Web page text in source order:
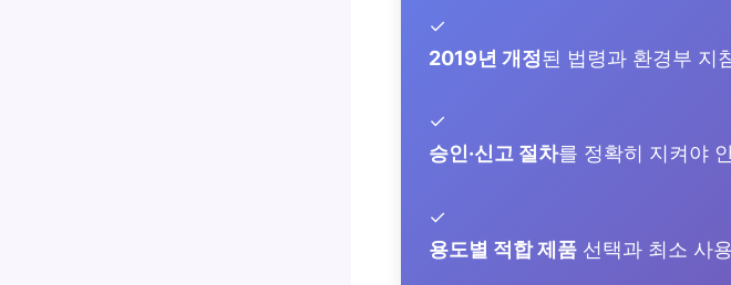
✓
2019년 개정된 법령과 환경부 지
✓
승인·신고 절차를 정확히 지켜야
✓
용도별 적합 제품 선택과 최소 사